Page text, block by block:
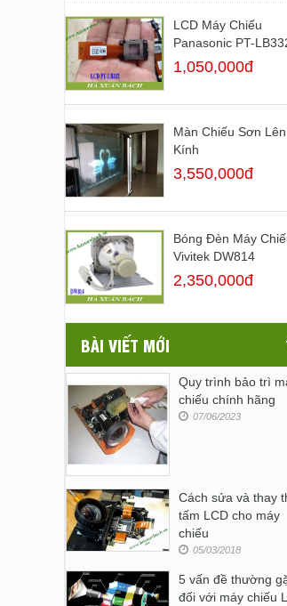
LCD Máy Chiếu
Panasonic PT-
1,050,000đ
Màn Chiếu Sơn Lên
Kính
3,550,000đ
Bóng Đèn Máy
Vivitek DW814
2,350,000đ
BÀI VIẾT MỚI
Quy trình bảo trì
chiếu chính hãng
07/06/2023
Cách sửa và thay
tấm LCD cho máy
chiếu
05/03/2018
5 vấn đề thường
đối với máy chiếu